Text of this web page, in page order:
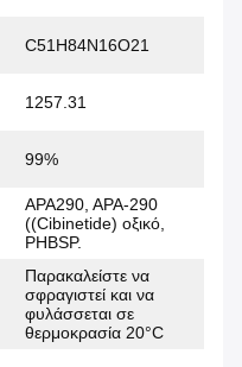
C51H84N16O21
1257.31
99%
ΑΡΑ290, ΑΡΑ-290
((Cibinetide) οξικό,
PHBSP.
Παρακαλείστε να
σφραγιστεί και να
φυλάσσεται σε
θερμοκρασία 20°C